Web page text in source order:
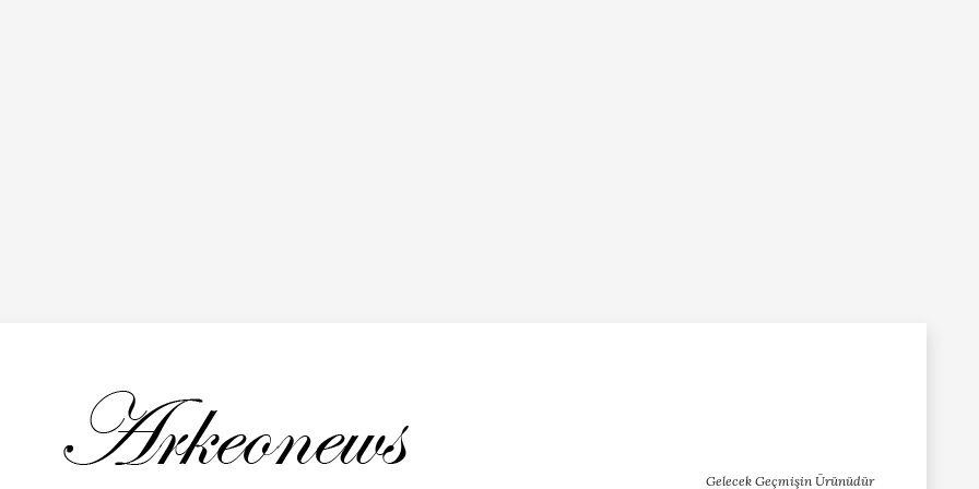
Gelecek Geçmişin Ürünüdür